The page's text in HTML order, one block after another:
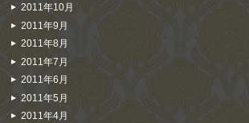
2011年10月
2011年9月
2011年8月
2011年7月
2011年6月
2011年5月
2011年4月